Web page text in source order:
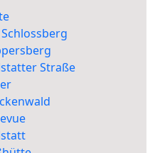
Straße